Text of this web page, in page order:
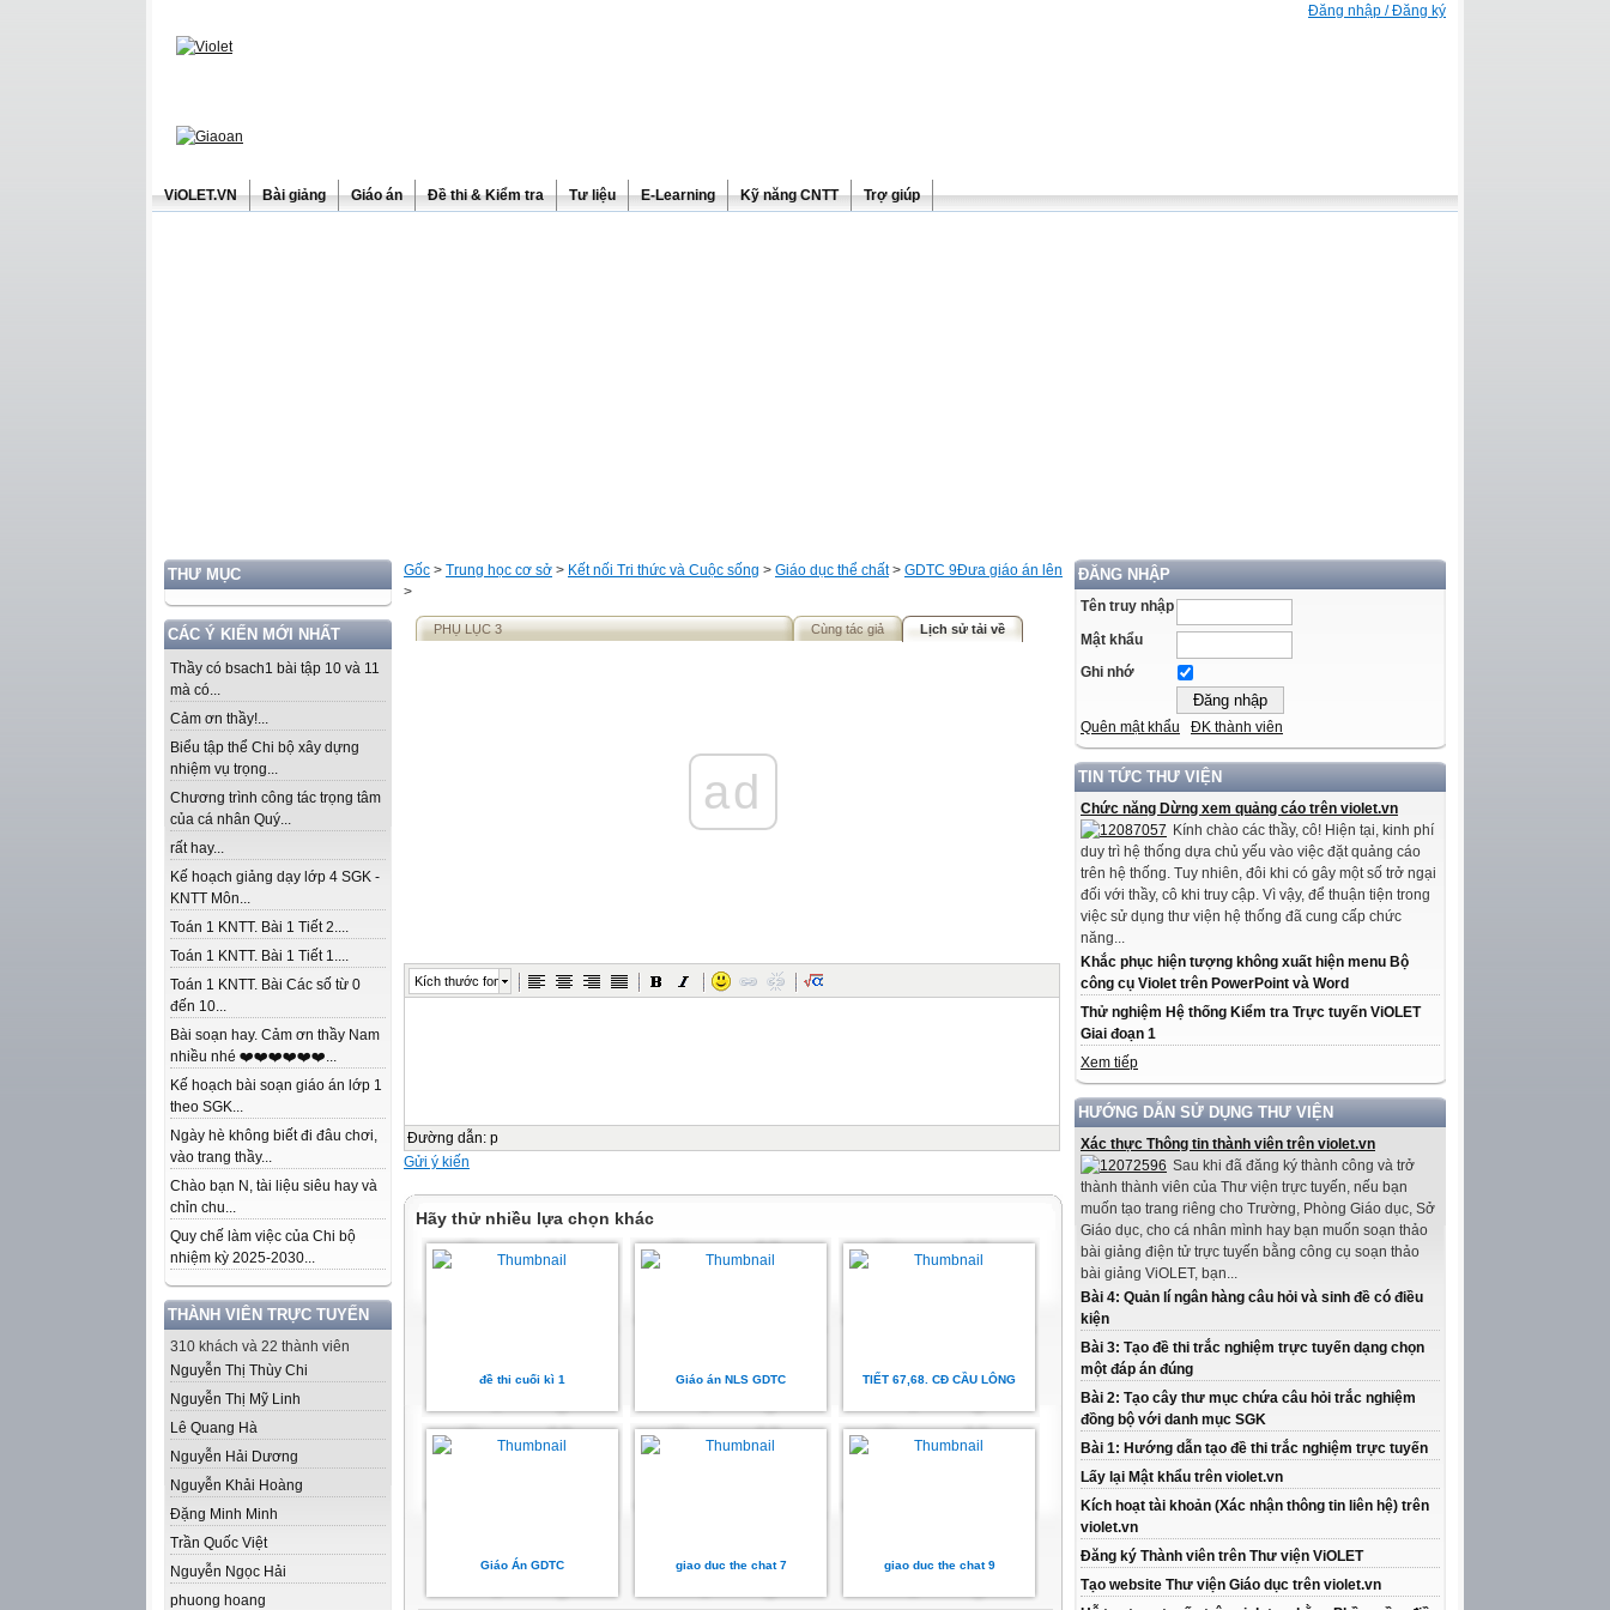
Đăng nhập / Đăng ký
ViOLET.VN Bài giảng Giáo án Đề thi & Kiểm tra Tư liệu E-Learning Kỹ năng CNTT Trợ giúp
THƯ MỤC
CÁC Ý KIẾN MỚI NHẤT
Thầy có bsach1 bài tập 10 và 11
mà có...
Cảm ơn thầy!...
Biểu tập thể Chi bộ xây dựng
nhiệm vụ trọng...
Chương trình công tác trọng tâm
của cá nhân Quý...
rất hay...
Kế hoạch giảng dạy lớp 4 SGK -
KNTT Môn...
Toán 1 KNTT. Bài 1 Tiết 2....
Toán 1 KNTT. Bài 1 Tiết 1....
Toán 1 KNTT. Bài Các số từ 0
đến 10...
Bài soạn hay. Cảm ơn thầy Nam
nhiều nhé ❤️❤️❤️❤️❤️❤️...
Kế hoạch bài soạn giáo án lớp 1
theo SGK...
Ngày hè không biết đi đâu chơi,
vào trang thầy...
Chào bạn N, tài liệu siêu hay và
chỉn chu...
Quy chế làm việc của Chi bộ
nhiệm kỳ 2025-2030...
THÀNH VIÊN TRỰC TUYẾN
310 khách và 22 thành viên
Nguyễn Thị Thùy Chi
Nguyễn Thị Mỹ Linh
Lê Quang Hà
Nguyễn Hải Dương
Nguyễn Khải Hoàng
Đặng Minh Minh
Trần Quốc Việt
Nguyễn Ngọc Hải
phuong hoang
ĐĂNG NHẬP
Tên truy nhập
Mật khẩu
Ghi nhớ
Quên mật khẩu ĐK thành viên
TIN TỨC THƯ VIỆN
Chức năng Dừng xem quảng cáo trên violet.vn
Kính chào các thầy, cô! Hiện tại, kinh phí
duy trì hệ thống dựa chủ yếu vào việc đặt quảng cáo
trên hệ thống. Tuy nhiên, đôi khi có gây một số trở ngại
đối với thầy, cô khi truy cập. Vì vậy, để thuận tiện trong
việc sử dụng thư viện hệ thống đã cung cấp chức
năng...
Khắc phục hiện tượng không xuất hiện menu Bộ
công cụ Violet trên PowerPoint và Word
Thử nghiệm Hệ thống Kiểm tra Trực tuyến ViOLET
Giai đoạn 1
Xem tiếp
HƯỚNG DẪN SỬ DỤNG THƯ VIỆN
Xác thực Thông tin thành viên trên violet.vn
Sau khi đã đăng ký thành công và trở
thành thành viên của Thư viện trực tuyến, nếu bạn
muốn tạo trang riêng cho Trường, Phòng Giáo dục, Sở
Giáo dục, cho cá nhân mình hay bạn muốn soạn thảo
bài giảng điện tử trực tuyến bằng công cụ soạn thảo
bài giảng ViOLET, bạn...
Bài 4: Quản lí ngân hàng câu hỏi và sinh đề có điều
kiện
Bài 3: Tạo đề thi trắc nghiệm trực tuyến dạng chọn
một đáp án đúng
Bài 2: Tạo cây thư mục chứa câu hỏi trắc nghiệm
đồng bộ với danh mục SGK
Bài 1: Hướng dẫn tạo đề thi trắc nghiệm trực tuyến
Lấy lại Mật khẩu trên violet.vn
Kích hoạt tài khoản (Xác nhận thông tin liên hệ) trên
violet.vn
Đăng ký Thành viên trên Thư viện ViOLET
Tạo website Thư viện Giáo dục trên violet.vn
Đưa giáo án lên
Gốc > Trung học cơ sở > Kết nối Tri thức và Cuộc sống > Giáo dục thể chất> GDTC 9
>
PHỤ LỤC 3 Cùng tác giả Lịch sử tải về
ad
Kích thước font
Đường dẫn: p
Gửi ý kiến
Hãy thử nhiều lựa chọn khác
đề thi cuối kì 1 Giáo án NLS GDTC TIẾT 67,68. CĐ CẦU LÔNG
Giáo Án GDTC giao duc the chat 7 giao duc the chat 9